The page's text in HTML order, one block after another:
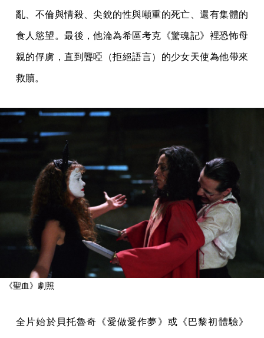
亂、不倫與情殺、尖銳的性與噸重的死亡、還有集體的
食人慾望。最後，他淪為希區考克《驚魂記》裡恐怖母
親的俘虜，直到聾啞（拒絕語言）的少女天使為他帶來
救贖。
《聖血》劇照
全片始於貝托魯奇《愛做愛作夢》或《巴黎初體驗》